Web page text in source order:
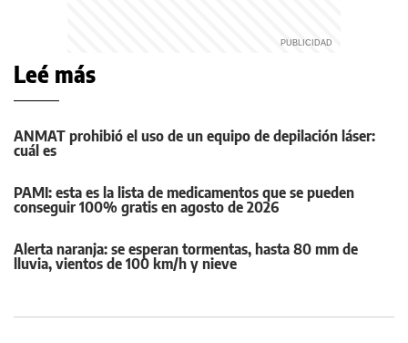
Leé más
ANMAT prohibió el uso de un equipo de depilación láser:
cuál es
PAMI: esta es la lista de medicamentos que se pueden
conseguir 100% gratis en agosto de 2026
Alerta naranja: se esperan tormentas, hasta 80 mm de
lluvia, vientos de 100 km/h y nieve